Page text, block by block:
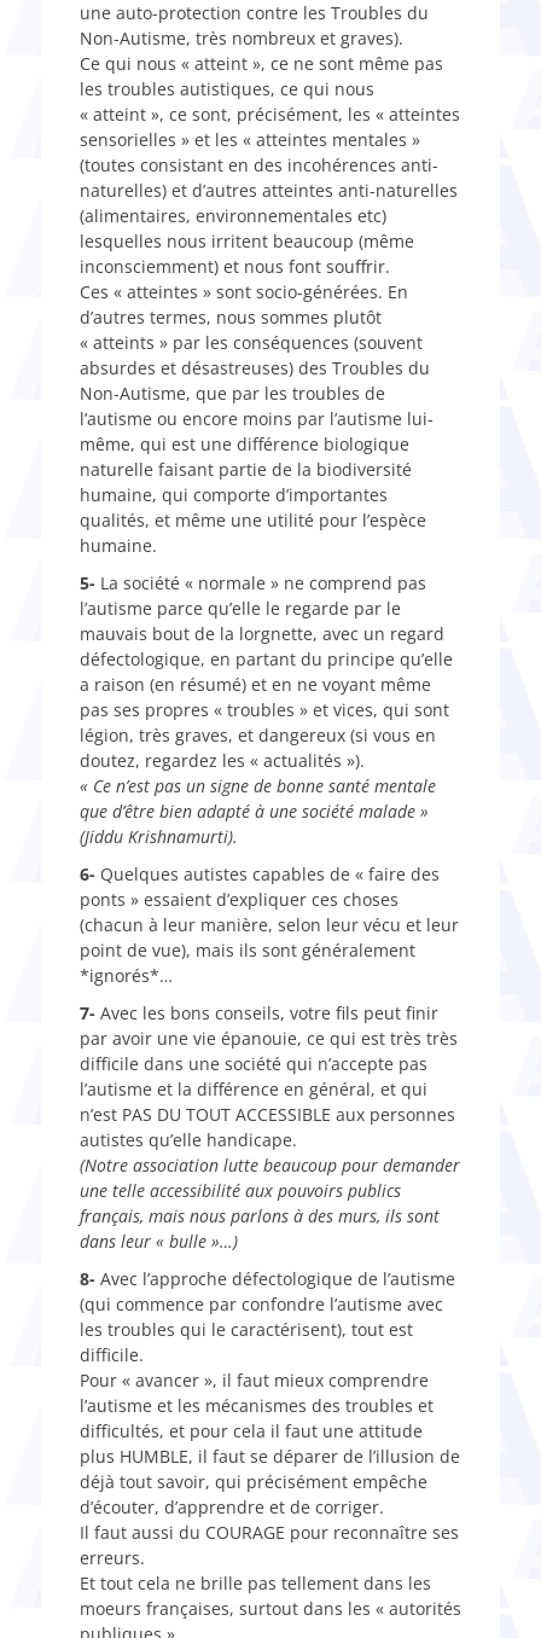
une auto-protection contre les Troubles du
Non-Autisme, très nombreux et graves).
Ce qui nous « atteint », ce ne sont même pas
les troubles autistiques, ce qui nous
« atteint », ce sont, précisément, les « atteintes
sensorielles » et les « atteintes mentales »
(toutes consistant en des incohérences anti-
naturelles) et d’autres atteintes anti-naturelles
(alimentaires, environnementales etc)
lesquelles nous irritent beaucoup (même
inconsciemment) et nous font souffrir.
Ces « atteintes » sont socio-générées. En
d’autres termes, nous sommes plutôt
« atteints » par les conséquences (souvent
absurdes et désastreuses) des Troubles du
Non-Autisme, que par les troubles de
l’autisme ou encore moins par l’autisme lui-
même, qui est une différence biologique
naturelle faisant partie de la biodiversité
humaine, qui comporte d’importantes
qualités, et même une utilité pour l’espèce
humaine.
5- La société « normale » ne comprend pas
l’autisme parce qu’elle le regarde par le
mauvais bout de la lorgnette, avec un regard
défectologique, en partant du principe qu’elle
a raison (en résumé) et en ne voyant même
pas ses propres « troubles » et vices, qui sont
légion, très graves, et dangereux (si vous en
doutez, regardez les « actualités »).
« Ce n’est pas un signe de bonne santé mentale
que d’être bien adapté à une société malade »
(Jiddu Krishnamurti).
6- Quelques autistes capables de « faire des
ponts » essaient d’expliquer ces choses
(chacun à leur manière, selon leur vécu et leur
point de vue), mais ils sont généralement
*ignorés*…
7- Avec les bons conseils, votre fils peut finir
par avoir une vie épanouie, ce qui est très très
difficile dans une société qui n’accepte pas
l’autisme et la différence en général, et qui
n’est PAS DU TOUT ACCESSIBLE aux personnes
autistes qu’elle handicape.
(Notre association lutte beaucoup pour demander
une telle accessibilité aux pouvoirs publics
français, mais nous parlons à des murs, ils sont
dans leur « bulle »…)
8- Avec l’approche défectologique de l’autisme
(qui commence par confondre l’autisme avec
les troubles qui le caractérisent), tout est
difficile.
Pour « avancer », il faut mieux comprendre
l’autisme et les mécanismes des troubles et
difficultés, et pour cela il faut une attitude
plus HUMBLE, il faut se déparer de l’illusion de
déjà tout savoir, qui précisément empêche
d’écouter, d’apprendre et de corriger.
Il faut aussi du COURAGE pour reconnaître ses
erreurs.
Et tout cela ne brille pas tellement dans les
moeurs françaises, surtout dans les « autorités